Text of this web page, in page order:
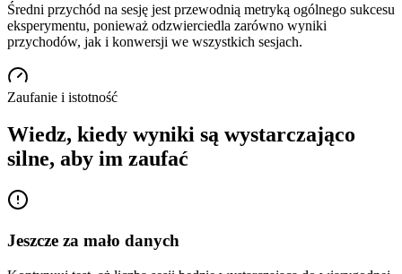
Średni przychód na sesję jest przewodnią metryką ogólnego sukcesu
eksperymentu, ponieważ odzwierciedla zarówno wyniki
przychodów, jak i konwersji we wszystkich sesjach.
Zaufanie i istotność
Wiedz, kiedy wyniki są wystarczająco
silne, aby im zaufać
Jeszcze za mało danych